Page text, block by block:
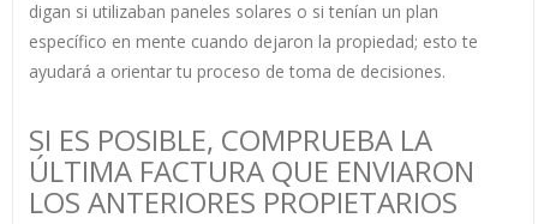
digan si utilizaban paneles solares o si tenían un plan
específico en mente cuando dejaron la propiedad; esto te
ayudará a orientar tu proceso de toma de decisiones.
SI ES POSIBLE, COMPRUEBA LA
ÚLTIMA FACTURA QUE ENVIARON
LOS ANTERIORES PROPIETARIOS